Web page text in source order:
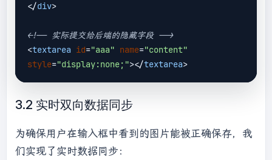
</div>
<!-- 实际提交给后端的隐藏字段 -->
<textarea id="aaa" name="content"
style="display:none;"></textarea>
3.2 实时双向数据同步
为确保用户在输入框中看到的图片能被正确保存，我
们实现了实时数据同步：